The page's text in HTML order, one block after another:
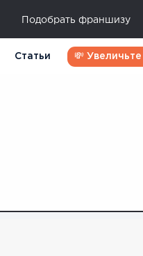
Подобрать франшизу
Статьи 💸